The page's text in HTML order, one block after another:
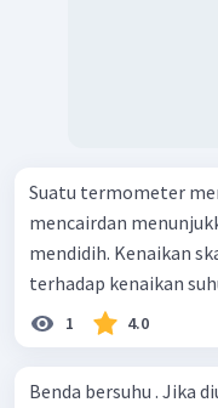
Suatu termometer
mencairdan
mendidih. Kenaikan
terhadap kenaikan
1 4.0
Benda bersuhu . Jika